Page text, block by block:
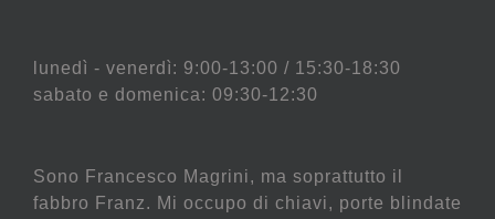
lunedì - venerdì: 9:00-13:00 / 15:30-18:30
sabato e domenica: 09:30-12:30
Sono Francesco Magrini, ma soprattutto il
fabbro Franz. Mi occupo di chiavi, porte blindate